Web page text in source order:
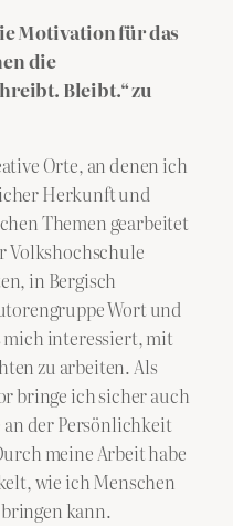
Motivation für das
die
Bleibt.“ zu
Orte, an denen ich
Herkunft und
Themen gearbeitet
Volkshochschule
in Bergisch
Wort und
mich interessiert, mit
zu arbeiten. Als
bringe ich sicher auch
der Persönlichkeit
meine Arbeit habe
wie ich Menschen
kann.